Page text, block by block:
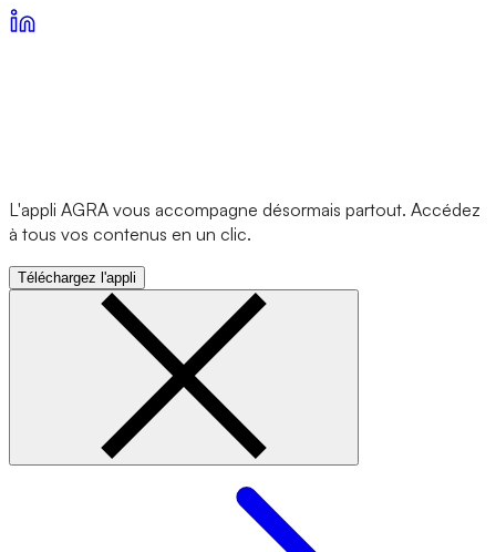
L'appli AGRA vous accompagne désormais partout. Accédez
à tous vos contenus en un clic.
Téléchargez l'appli